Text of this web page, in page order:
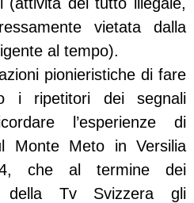
vietata dalla
al tempo).
pionieristiche di fare
i ripetitori dei segnali
l’esperienze di
Monte Meto in Versilia
che al termine dei
della Tv Svizzera gli